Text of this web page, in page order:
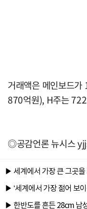
거래액은 메인보드
870억원), H주는
◎공감언론 뉴시스